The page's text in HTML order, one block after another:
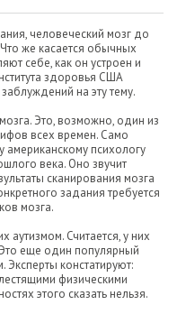
человеческий мозг до
же касается обычных
себе, как он устроен и
здоровья США
на эту тему.
Это, возможно, один из
всех времен. Само
психологу
века. Оно звучит
сканирования мозга
задания требуется
мозга.
Считается, у них
еще один популярный
констатируют:
физическими
этого сказать нельзя.